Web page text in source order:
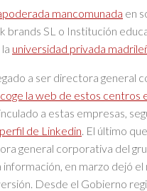
mancomunada en
brands SL o Institución
universidad privada
a ser directora general
la web de estos centros
a estas empresas,
de Linkedin . El último
general corporativa del
en marzo dejó el
Desde el Gobierno